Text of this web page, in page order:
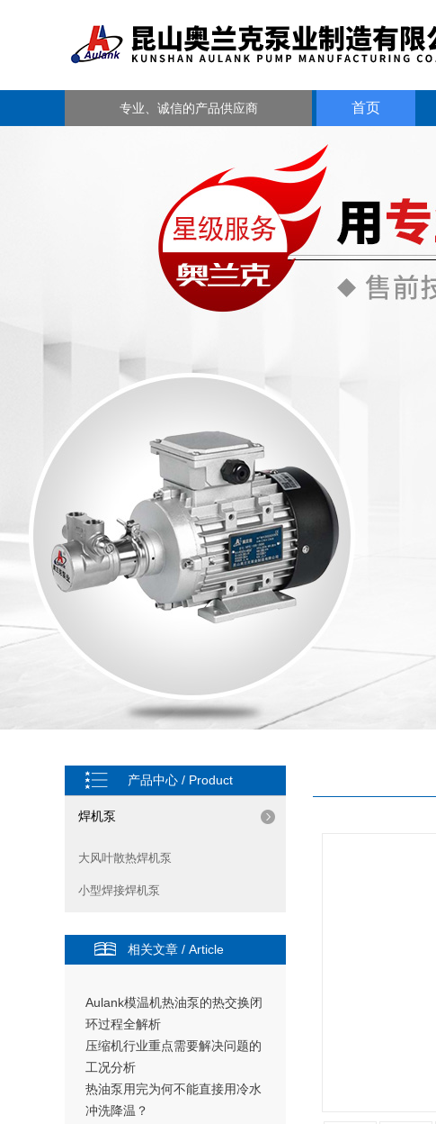
专业、诚信的产品供应商 首页
产品中心 / Product
焊机泵
大风叶散热焊机泵
小型焊接焊机泵
相关文章 / Article
Aulank模温机热油泵的热交换闭
环过程全解析
压缩机行业重点需要解决问题的
工况分析
热油泵用完为何不能直接用冷水
冲洗降温？